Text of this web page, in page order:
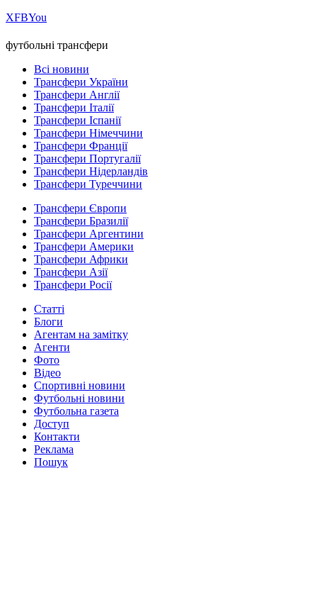
ХFBYou
футбольні трансфери
Всі новини
Трансфери України
Трансфери Англії
Трансфери Італії
Трансфери Іспанії
Трансфери Німеччини
Трансфери Франції
Трансфери Португалії
Трансфери Нідерландів
Трансфери Туреччини
Трансфери Європи
Трансфери Бразилії
Трансфери Аргентини
Трансфери Америки
Трансфери Африки
Трансфери Азії
Трансфери Росії
Статті
Блоги
Агентам на замітку
Агенти
Фото
Відео
Спортивні новини
Футбольні новини
Футбольна газета
Доступ
Контакти
Реклама
Пошук